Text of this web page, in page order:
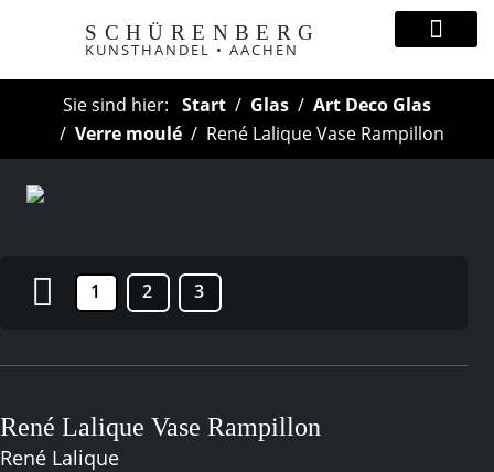
SCHÜRENBERG
KUNSTHANDEL • AACHEN
Sie sind hier: Start Glas
Art Deco Glas
Verre moulé
René Lalique Vase Rampillon
René Lalique Vase Rampillon
René Lalique
1 2 3